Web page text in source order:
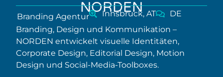
NORDEN
Branding Agentur Innsbruck, AT
DE
Branding, Design und Kommunikation –
NORDEN entwickelt visuelle Identitäten,
Corporate Design, Editorial Design, Motion
Design und Social-Media-Toolboxes.